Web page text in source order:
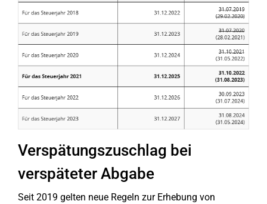
Verspätungszuschlag bei
verspäteter Abgabe
Seit 2019 gelten neue Regeln zur Erhebung von